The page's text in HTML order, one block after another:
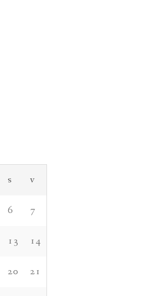
s v
6 7
13 14
20 21